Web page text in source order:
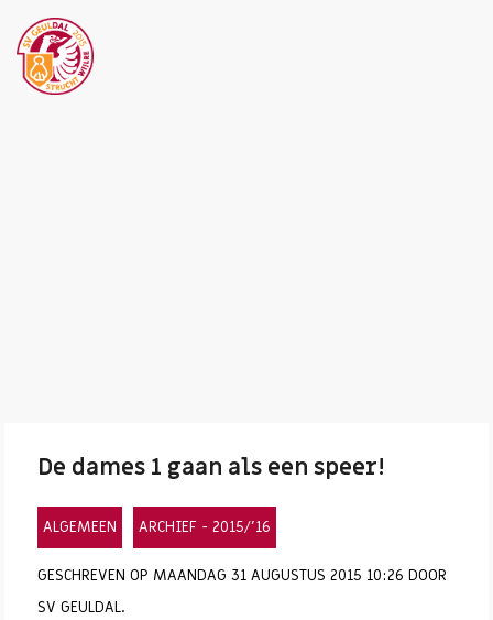
De dames 1 gaan als een speer!
ALGEMEEN ARCHIEF - 2015/'16
GESCHREVEN OP MAANDAG 31 AUGUSTUS 2015 10:26 DOOR
SV GEULDAL.